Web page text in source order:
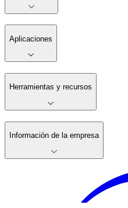
Aplicaciones
Herramientas y recursos
Información de la empresa